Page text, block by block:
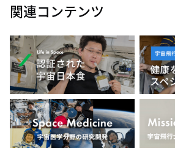
関連コンテンツ